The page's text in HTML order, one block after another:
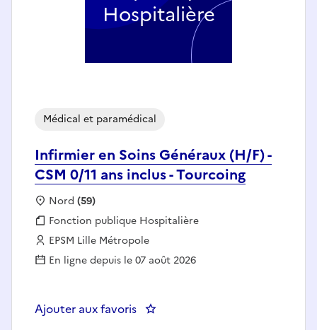
Infirmier en Soins Généraux (H/F) -
CSM 0/11 ans inclus - Tourcoing
Médical et paramédical
Localisation :
Nord (59)
Fonction publique :
Fonction publique Hospitalière
Employeur :
EPSM Lille Métropole
En ligne depuis le 07 août 2026
Ajouter aux favoris : Infirmier en Soins Généraux
Hospitalière